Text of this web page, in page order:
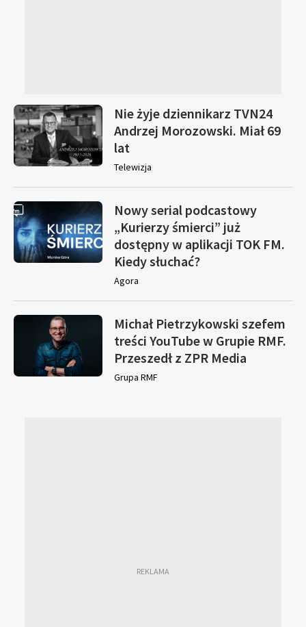
Nie żyje dziennikarz TVN24
Andrzej Morozowski. Miał 69
lat
Telewizja
Nowy serial podcastowy
„Kurierzy śmierci” już
dostępny w aplikacji TOK FM.
Kiedy słuchać?
Agora
Michał Pietrzykowski szefem
treści YouTube w Grupie RMF.
Przeszedł z ZPR Media
Grupa RMF